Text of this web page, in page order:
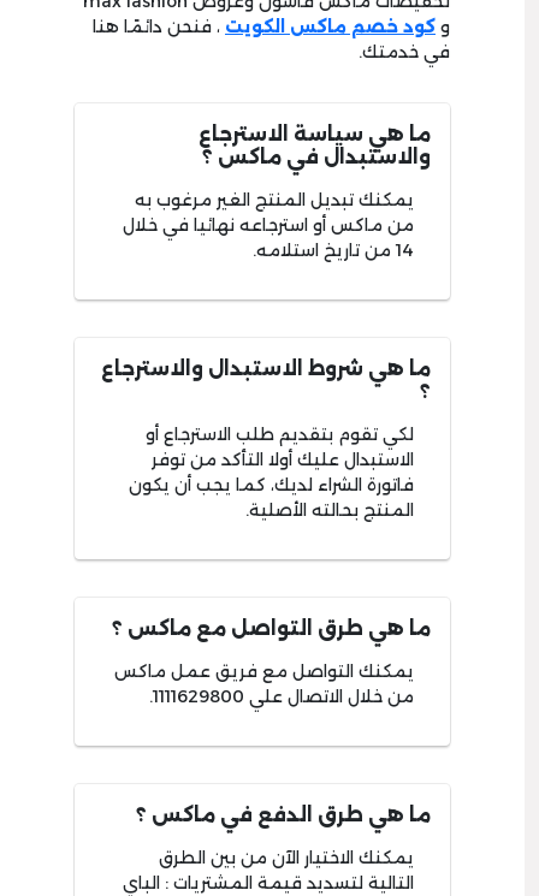
و كود خصم ماكس الكويت ، فنحن دائمًا هنا
في خدمتك.
ما هي سياسة الاسترجاع
والاستبدال في ماكس ؟
يمكنك تبديل المنتج الغير مرغوب به
من ماكس أو استرجاعه نهائيا في خلال
14 من تاريخ استلامه.
ما هي شروط الاستبدال والاسترجاع
؟
لكي تقوم بتقديم طلب الاسترجاع أو
الاستبدال عليك أولا التأكد من توفر
فاتورة الشراء لديك، كما يجب أن يكون
المنتج بحالته الأصلية.
ما هي طرق التواصل مع ماكس ؟
يمكنك التواصل مع فريق عمل ماكس
من خلال الاتصال علي 1111629800.
ما هي طرق الدفع في ماكس ؟
يمكنك الاختيار الآن من بين الطرق
التالية لتسديد قيمة المشتريات : الباي